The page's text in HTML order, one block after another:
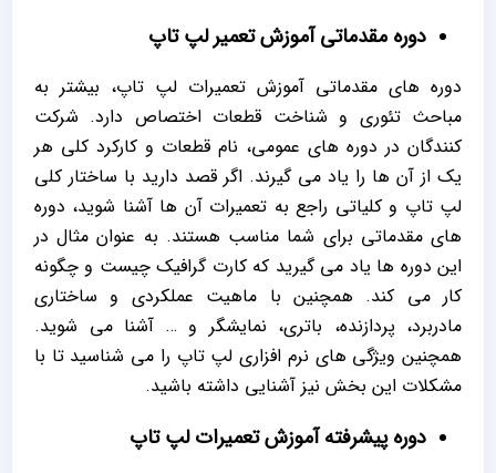
دوره مقدماتی آموزش تعمیر لپ تاپ
دوره های مقدماتی آموزش تعمیرات لپ تاپ، بیشتر به
مباحث تئوری و شناخت قطعات اختصاص دارد. شرکت
کنندگان در دوره های عمومی، نام قطعات و کارکرد کلی هر
یک از آن ها را یاد می گیرند. اگر قصد دارید با ساختار کلی
لپ تاپ و کلیاتی راجع به تعمیرات آن ها آشنا شوید، دوره
های مقدماتی برای شما مناسب هستند. به عنوان مثال در
این دوره ها یاد می گیرید که کارت گرافیک چیست و چگونه
کار می کند. همچنین با ماهیت عملکردی و ساختاری
مادربرد، پردازنده، باتری، نمایشگر و … آشنا می شوید.
همچنین ویژگی های نرم افزاری لپ تاپ را می شناسید تا با
مشکلات این بخش نیز آشنایی داشته باشید.
دوره پیشرفته آموزش تعمیرات لپ تاپ